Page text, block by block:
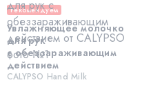
Рекомендуем
Увлажняющее молочко
для рук
с обеззараживающим
действием
CALYPSO Hand Milk